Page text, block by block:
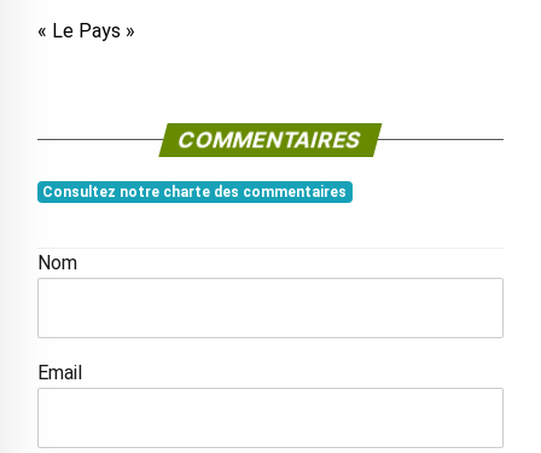
« Le Pays »
COMMENTAIRES
Consultez notre charte des commentaires
Nom
Email